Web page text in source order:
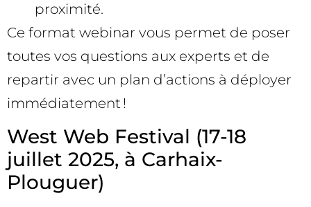
proximité.
Ce format webinar vous permet de poser
toutes vos questions aux experts et de
repartir avec un plan d’actions à déployer
immédiatement !
West Web Festival (17-18
juillet 2025, à Carhaix-
Plouguer)